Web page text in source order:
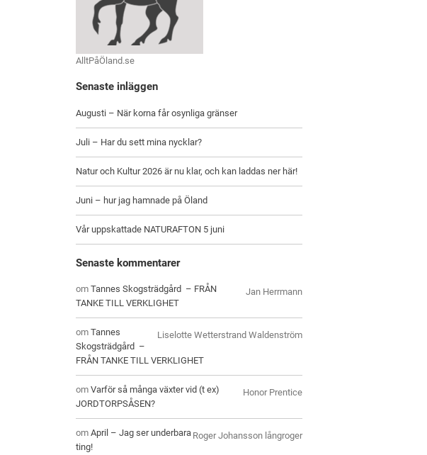
AlltPåÖland.se
Senaste inläggen
Augusti – När korna får osynliga gränser
Juli – Har du sett mina nycklar?
Natur och Kultur 2026 är nu klar, och kan laddas ner här!
Juni – hur jag hamnade på Öland
Vår uppskattade NATURAFTON 5 juni
Senaste kommentarer
Jan Herrmann
omTannes Skogsträdgård – FRÅN
TANKE TILL VERKLIGHET
Liselotte Wetterstrand Waldenström
omTannes
Skogsträdgård –
FRÅN TANKE TILL VERKLIGHET
Honor Prentice
omVarför så många växter vid (t ex)
JORDTORPSÅSEN?
Roger Johansson långroger
omApril – Jag ser underbara
ting!